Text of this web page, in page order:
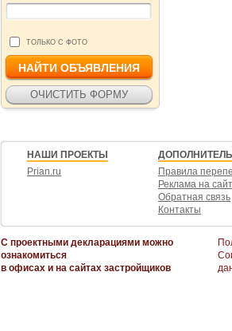
ТОЛЬКО С ФОТО
НАШИ ПРОЕКТЫ
Prian.ru
Правила
Реклама на
Обратная связь
Контакты
С проектными декларациями можно
ознакомиться
в офисах и на сайтах застройщиков